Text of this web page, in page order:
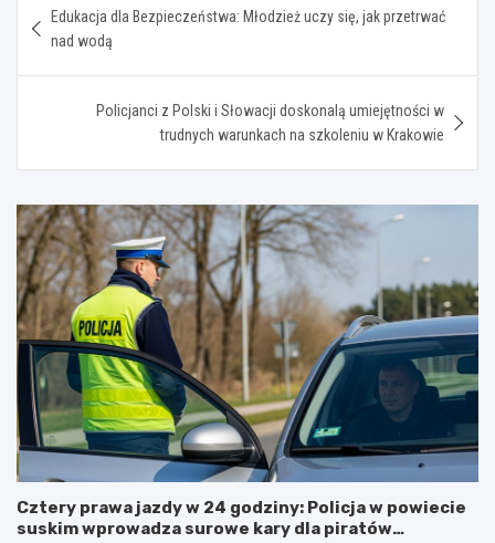
wpisu
Edukacja dla Bezpieczeństwa: Młodzież uczy się, jak przetrwać
nad wodą
Policjanci z Polski i Słowacji doskonalą umiejętności w
trudnych warunkach na szkoleniu w Krakowie
Cztery prawa jazdy w 24 godziny: Policja w powiecie
suskim wprowadza surowe kary dla piratów